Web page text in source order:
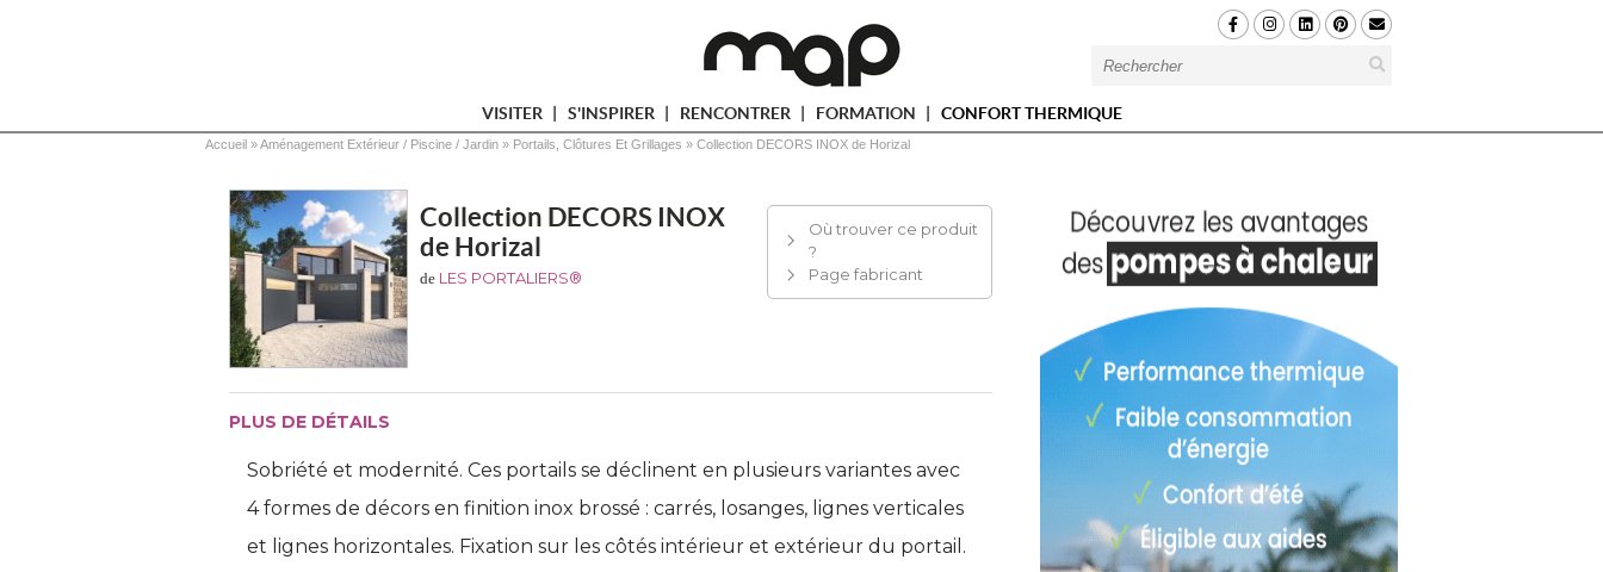
VISITER S'INSPIRER RENCONTRER FORMATION CONFORT THERMIQUE
Vous êtes ici
Accueil » Aménagement Extérieur / Piscine / Jardin » Portails, Clôtures Et Grillages » Collection DECORS INOX de Horizal
Collection DECORS INOX
de Horizal
de LES PORTALIERS®
Où trouver ce produit
?
Page fabricant
PLUS DE DÉTAILS
Sobriété et modernité. Ces portails se déclinent en plusieurs variantes avec
4 formes de décors en finition inox brossé : carrés, losanges, lignes verticales
et lignes horizontales. Fixation sur les côtés intérieur et extérieur du portail.